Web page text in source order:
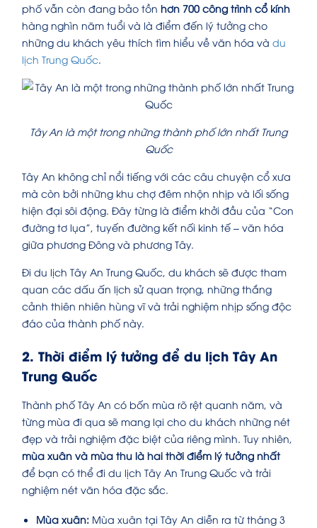
phố vẫn còn đang bảo tồn hơn 700 công trình cổ kính
hàng nghìn năm tuổi và là điểm đến lý tưởng cho
những du khách yêu thích tìm hiểu về văn hóa và du
lịch Trung Quốc
Tây An là một trong những thành phố lớn nhất Trung
Quốc
Tây An không chỉ nổi tiếng với các câu chuyện cổ xưa
mà còn bởi những khu chợ đêm nhộn nhịp và lối sống
hiện đại sôi động. Đây từng là điểm khởi đầu của “Con
đường tơ lụa”, tuyến đường kết nối kinh tế – văn hóa
giữa phương Đông và phương Tây.
Đi du lịch Tây An Trung Quốc, du khách sẽ được tham
quan các dấu ấn lịch sử quan trọng, những thắng
cảnh thiên nhiên hùng vĩ và trải nghiệm nhịp sống độc
đáo của thành phố này.
2. Thời điểm lý tưởng để du lịch Tây An
Trung Quốc
Thành phố Tây An có bốn mùa rõ rệt quanh năm, và
từng mùa đi qua sẽ mang lại cho du khách những nét
đẹp và trải nghiệm đặc biệt của riêng mình. Tuy nhiên,
mùa xuân và mùa thu là hai thời điểm lý tưởng nhất
để bạn có thể đi du lịch Tây An Trung Quốc và trải
nghiệm nét văn hóa đặc sắc.
Mùa xuân: Mùa xuân tại Tây An diễn ra từ tháng 3